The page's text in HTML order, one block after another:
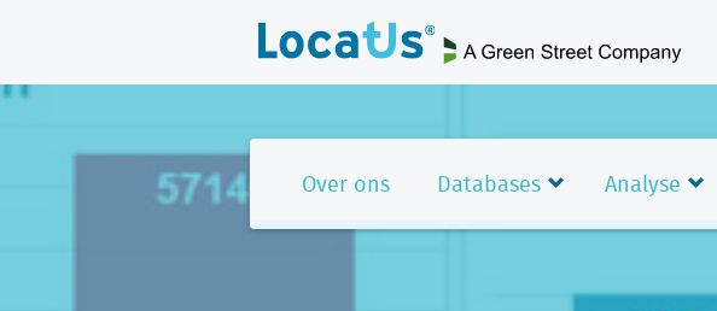
Over ons Databases Analyse